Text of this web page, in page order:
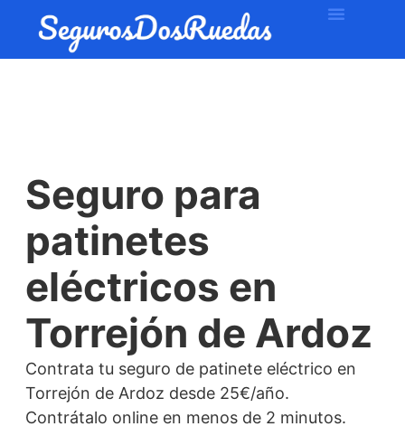
Seguro para
patinetes
eléctricos en
Torrejón de Ardoz
Contrata tu seguro de patinete eléctrico en
Torrejón de Ardoz desde 25€/año.
Contrátalo online en menos de 2 minutos.